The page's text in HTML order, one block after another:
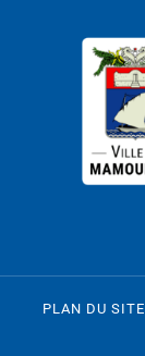
PLAN DU SITE